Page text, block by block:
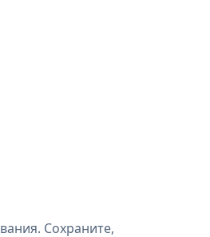
Сохраните,